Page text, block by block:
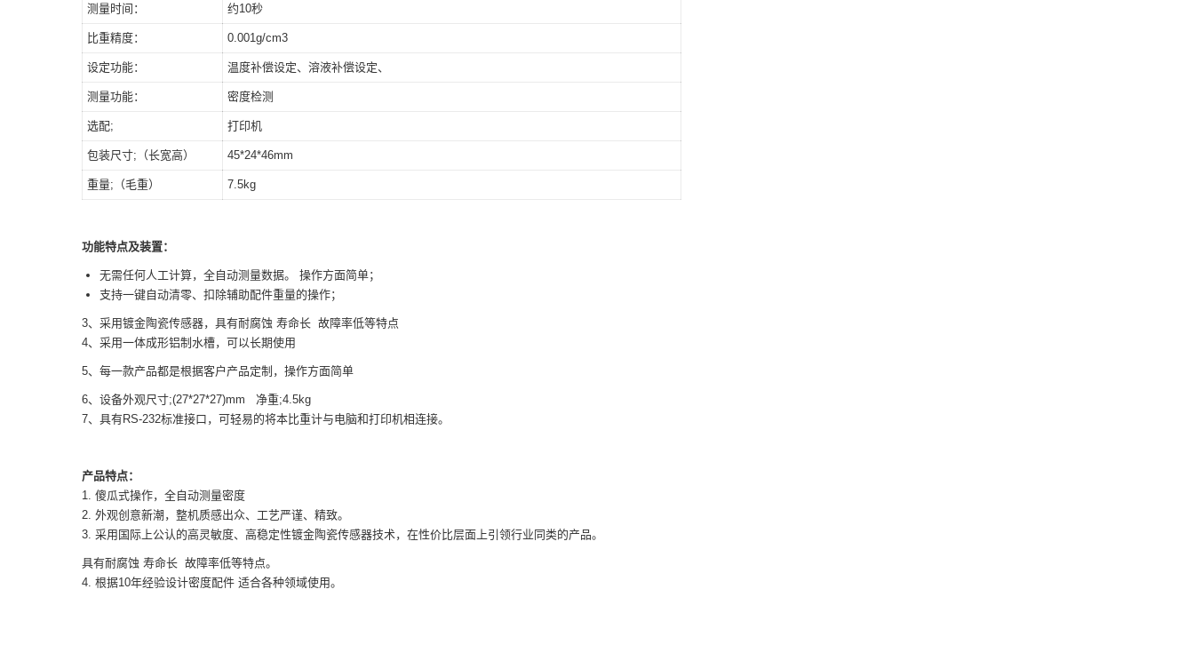
测量时间： 约10秒
比重精度： 0.001g/cm3
设定功能： 温度补偿设定、溶液补偿设定、
测量功能： 密度检测
选配; 打印机
包装尺寸;（长宽高） 45*24*46mm
重量;（毛重） 7.5kg
功能特点及装置：
无需任何人工计算，全自动测量数据。 操作方面简单；
支持一键自动清零、扣除辅助配件重量的操作；
3、采用镀金陶瓷传感器，具有耐腐蚀 寿命长 故障率低等特点
4、采用一体成形铝制水槽，可以长期使用
5、每一款产品都是根据客户产品定制，操作方面简单
6、设备外观尺寸;(27*27*27)mm 净重;4.5kg
7、具有RS-232标准接口，可轻易的将本比重计与电脑和打印机相连接。
产品特点：
1. 傻瓜式操作，全自动测量密度
2. 外观创意新潮，整机质感出众、工艺严谨、精致。
3. 采用国际上公认的高灵敏度、高稳定性镀金陶瓷传感器技术，在性价比层面上引领行业同类的产品。
具有耐腐蚀 寿命长 故障率低等特点。
4. 根据10年经验设计密度配件 适合各种领域使用。